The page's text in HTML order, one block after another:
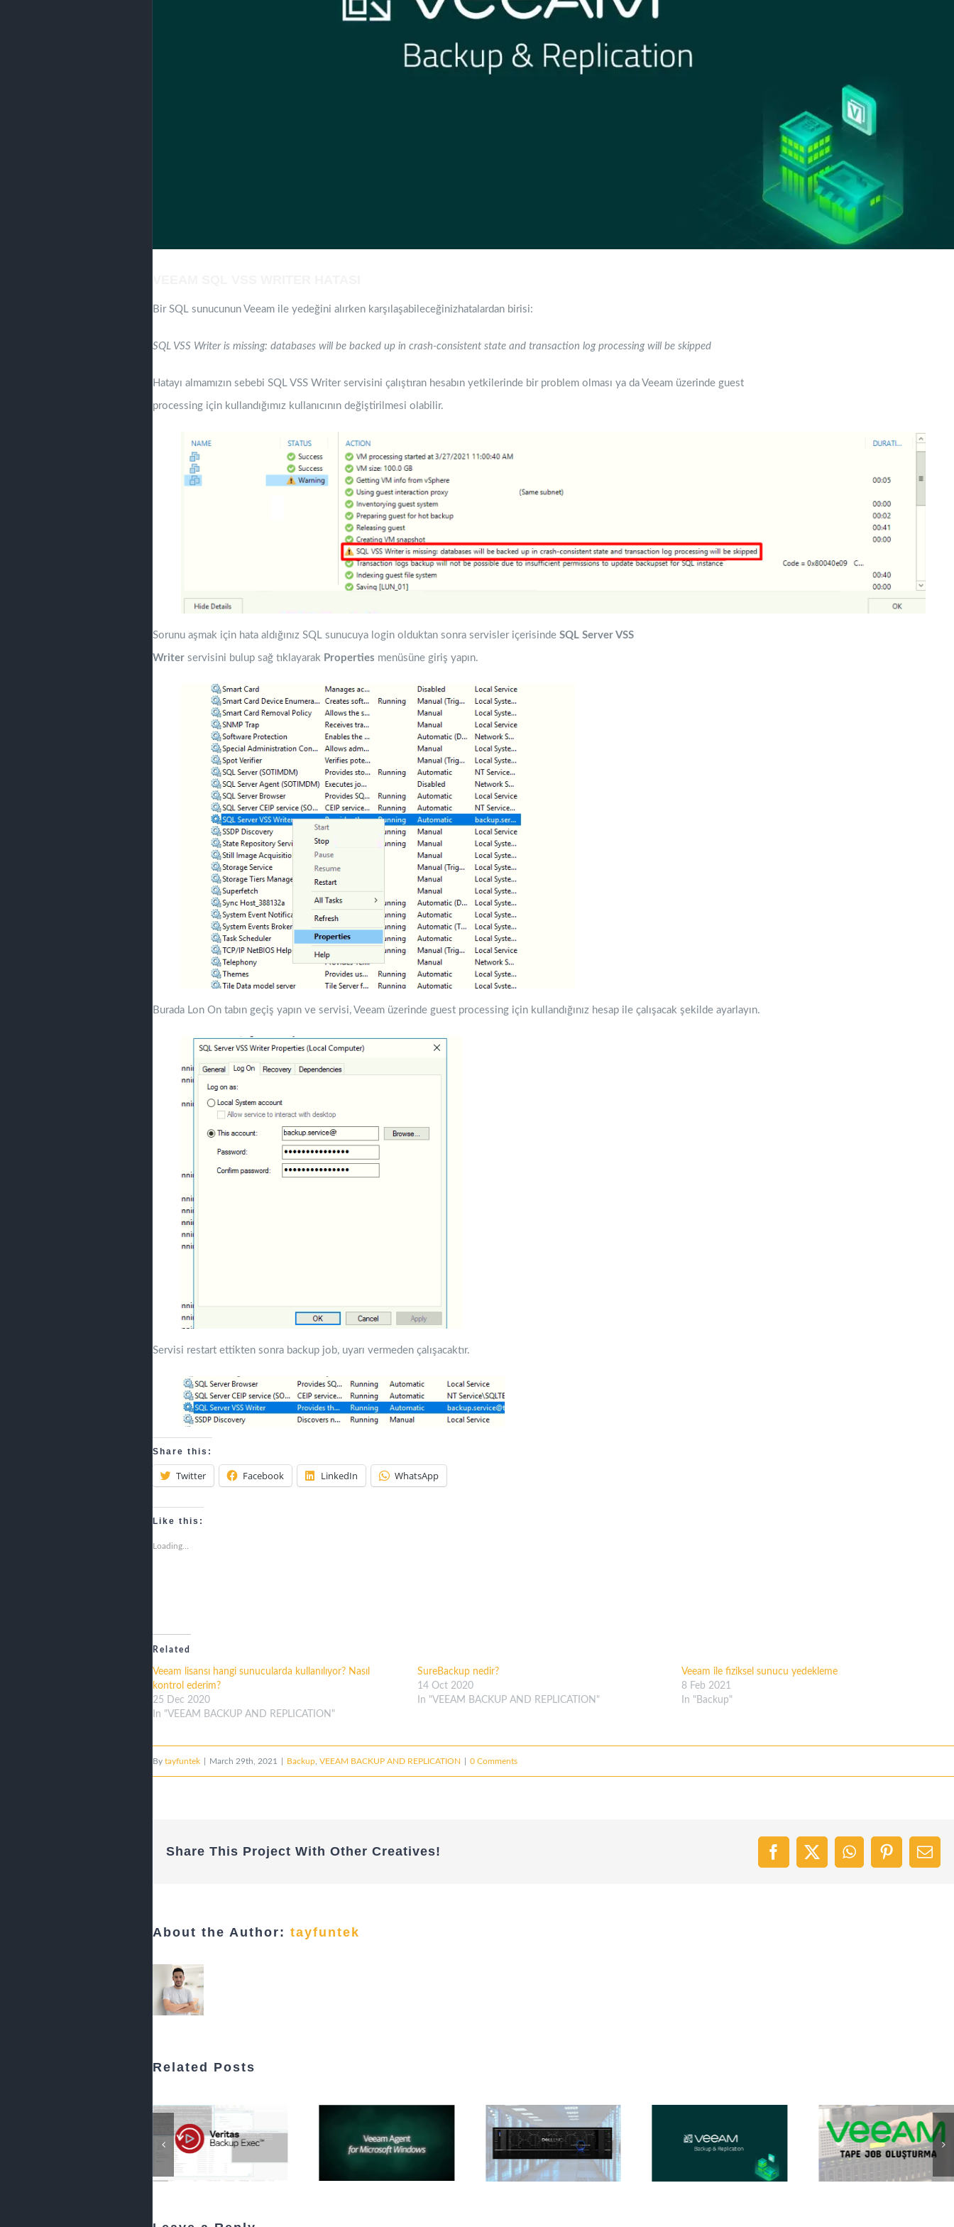
Bir SQL sunucunun Veeam ile yedeğini alırken karşılaşabileceğinizhatalardan birisi:
SQL VSS Writer is missing: databases will be backed up in crash-consistent state and transaction log processing will be skipped
Hatayı almamızın sebebi SQL VSS Writer servisini çalıştıran hesabın yetkilerinde bir problem olması ya da Veeam üzerinde guest
processing için kullandığımız kullanıcının değiştirilmesi olabilir.
Sorunu aşmak için hata aldığınız SQL sunucuya login olduktan sonra servisler içerisinde SQL Server VSS
Writer servisini bulup sağ tıklayarak Properties menüsüne giriş yapın.
Burada Lon On tabın geçiş yapın ve servisi, Veeam üzerinde guest processing için kullandığınız hesap ile çalışacak şekilde ayarlayın.
Servisi restart ettikten sonra backup job, uyarı vermeden çalışacaktır.
Share this:
Twitter Facebook LinkedIn WhatsApp
Like this:
Loading...
Related
Veeam lisansı hangi sunucularda kullanılıyor? Nasıl
kontrol ederim?
25 Dec 2020
In "VEEAM BACKUP AND REPLICATION"
SureBackup nedir?
14 Oct 2020
In "VEEAM BACKUP AND REPLICATION"
Veeam ile fiziksel sunucu yedekleme
8 Feb 2021
In "Backup"
By tayfuntek March 29th, 2021 Backup VEEAM BACKUP AND REPLICATION 0 Comments
Share This Project With Other Creatives! Facebook
X WhatsAppPinterest
About the Author: tayfuntek
Related Posts